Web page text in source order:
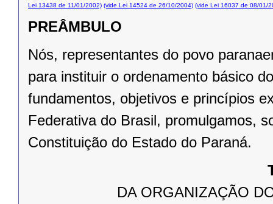
Lei 13438 de 11/01/2002) (vide Lei 14524 de 26/10/2004) (vide Lei 16037 de 08/01/
PREÂMBULO
Nós, representantes do povo
para instituir o ordenamento básico
fundamentos, objetivos e princípios
Federativa do Brasil, promulgamos,
Constituição do Estado do Paraná.
DA ORGANIZAÇÃO